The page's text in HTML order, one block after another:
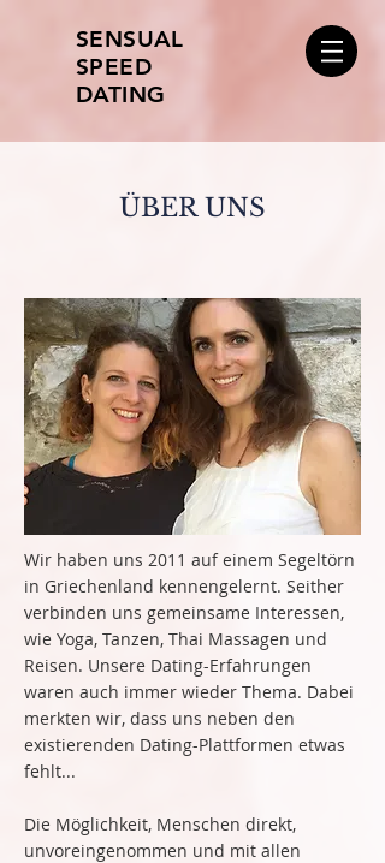
SENSUAL
SPEED
DATING
ÜBER UNS
Wir haben uns 2011 auf einem Segeltörn
in Griechenland kennengelernt. Seither
verbinden uns gemeinsame Interessen,
wie Yoga, Tanzen, Thai Massagen und
Reisen. Unsere Dating-Erfahrungen
waren auch immer wieder Thema. Dabei
merkten wir, dass uns neben den
existierenden Dating-Plattformen etwas
fehlt...
Die Möglichkeit, Menschen direkt,
unvoreingenommen und mit allen